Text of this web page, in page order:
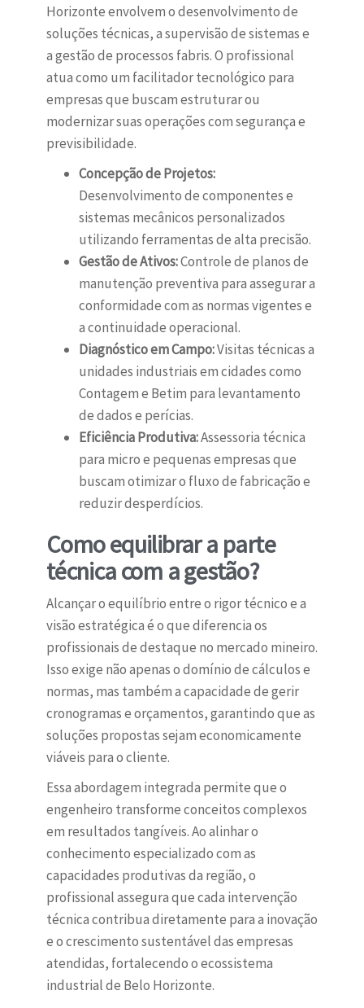
Horizonte envolvem o desenvolvimento de
soluções técnicas, a supervisão de sistemas e
a gestão de processos fabris. O profissional
atua como um facilitador tecnológico para
empresas que buscam estruturar ou
modernizar suas operações com segurança e
previsibilidade.
Concepção de Projetos:
Desenvolvimento de componentes e
sistemas mecânicos personalizados
utilizando ferramentas de alta precisão.
Gestão de Ativos:Controle de planos de
manutenção preventiva para assegurar a
conformidade com as normas vigentes e
a continuidade operacional.
Diagnóstico em Campo:Visitas técnicas a
unidades industriais em cidades como
Contagem e Betim para levantamento
de dados e perícias.
Eficiência Produtiva:Assessoria técnica
para micro e pequenas empresas que
buscam otimizar o fluxo de fabricação e
reduzir desperdícios.
Como equilibrar a parte
técnica com a gestão?
Alcançar o equilíbrio entre o rigor técnico e a
visão estratégica é o que diferencia os
profissionais de destaque no mercado mineiro.
Isso exige não apenas o domínio de cálculos e
normas, mas também a capacidade de gerir
cronogramas e orçamentos, garantindo que as
soluções propostas sejam economicamente
viáveis para o cliente.
Essa abordagem integrada permite que o
engenheiro transforme conceitos complexos
em resultados tangíveis. Ao alinhar o
conhecimento especializado com as
capacidades produtivas da região, o
profissional assegura que cada intervenção
técnica contribua diretamente para a inovação
e o crescimento sustentável das empresas
atendidas, fortalecendo o ecossistema
industrial de Belo Horizonte.